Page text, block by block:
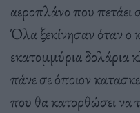
αεροπλάνο που
Όλα ξεκίνησαν όταν
εκατομμύρια δολάρια
πάνε σε όποιον
που θα κατορθώσει να